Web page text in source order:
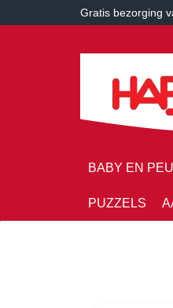
Gratis bezorging
BABY EN
PUZZELS